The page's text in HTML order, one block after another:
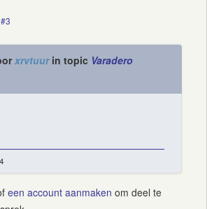
#3
xrvtuurin topic Varadero
een account aanmaken om deel te